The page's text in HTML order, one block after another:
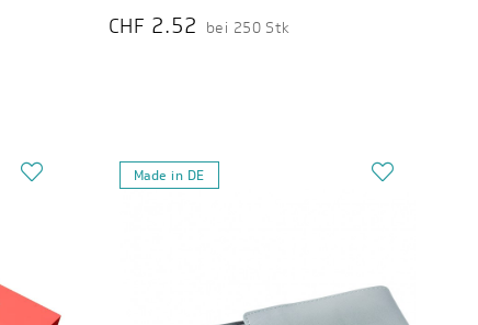
CHF 2.52 bei 250 Stk
Made in DE